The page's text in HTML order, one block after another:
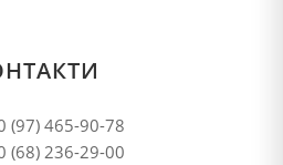
(97) 465-90-78
(68) 236-29-00